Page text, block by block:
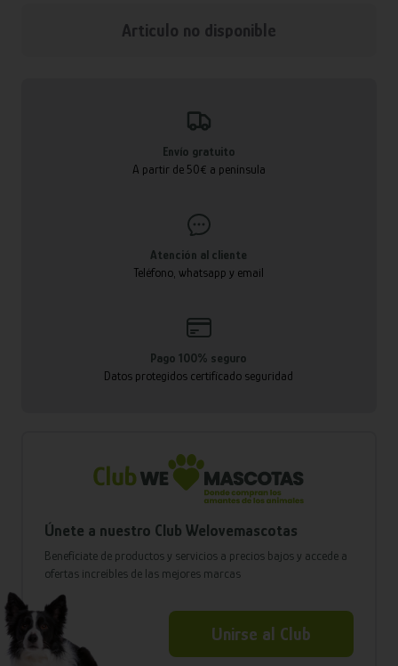
Articulo no disponible
Envío gratuito
A partir de 50€ a península
Atención al cliente
Teléfono, whatsapp y email
Pago 100% seguro
Datos protegidos certificado seguridad
Únete a nuestro Club Welovemascotas
Benefíciate de productos y servicios a precios bajos y accede a
ofertas increíbles de las mejores marcas
Unirse al Club